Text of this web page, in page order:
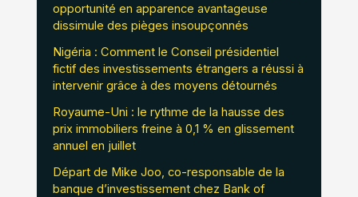
opportunité en apparence avantageuse
dissimule des pièges insoupçonnés
Nigéria : Comment le Conseil présidentiel
fictif des investissements étrangers a réussi à
intervenir grâce à des moyens détournés
Royaume-Uni : le rythme de la hausse des
prix immobiliers freine à 0,1 % en glissement
annuel en juillet
Départ de Mike Joo, co-responsable de la
banque d’investissement chez Bank of